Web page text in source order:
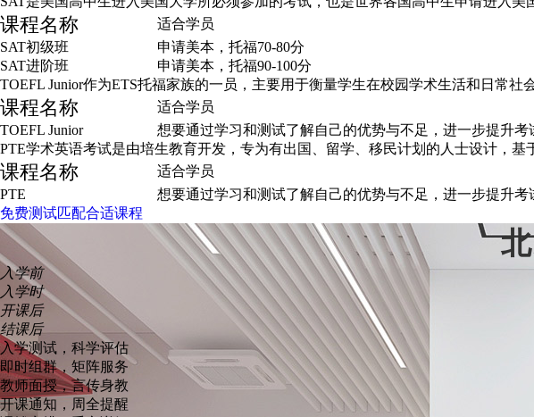
课程名称 适合学员
SAT初级班
申请美本，托福70-80分
SAT进阶班
申请美本，托福90-100分
TOEFL Junior作为ETS托福家族的一员，主要用于衡量学生在校园学术生活和日常
课程名称 适合学员
TOEFL Junior
想要通过学习和测试了解自己的优势与不足，进一步提升考
PTE学术英语考试是由培生教育开发，专为有出国、留学、移民计划的人士设计，基
课程名称 适合学员
PTE
想要通过学习和测试了解自己的优势与不足，进一步提升考
免费测试匹配合适课程
入学前
入学时
开课后
结课后
入学测试，科学评估
即时组群，矩阵服务
教师面授，言传身教
开课通知，周全提醒